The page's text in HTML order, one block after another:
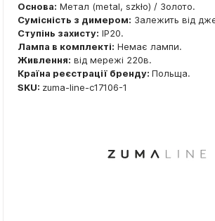
Основа: Метал (metal, szkło) / Золото.
Сумісність з димером: Залежить від
Ступінь захисту: IP20.
Лампа в комплекті: Немає лампи.
Живлення: від мережі 220в.
Країна реєстрації бренду: Польща.
SKU: zuma-line-c17106-1